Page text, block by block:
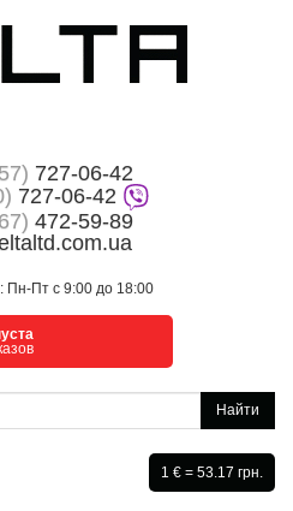
727-06-42
727-06-42
472-59-89
Пн-Пт с 9:00 до 18:00
Найти
1 € = 53.17 грн.